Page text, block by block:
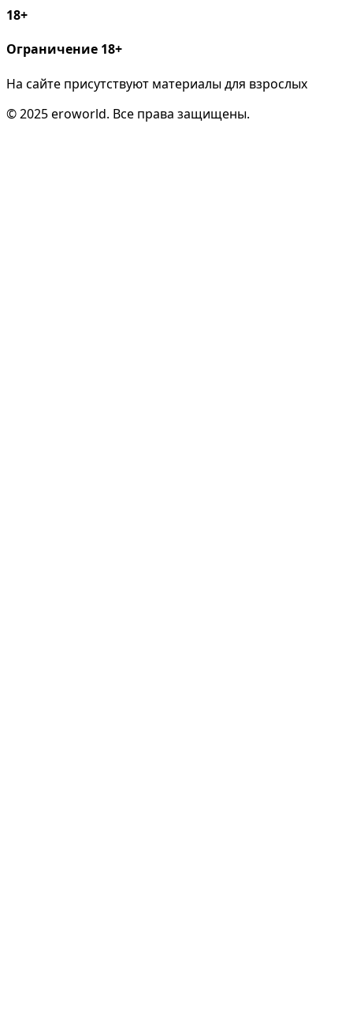
18+
Ограничение 18+
На сайте присутствуют материалы для взрослых
© 2025 eroworld. Все права защищены.